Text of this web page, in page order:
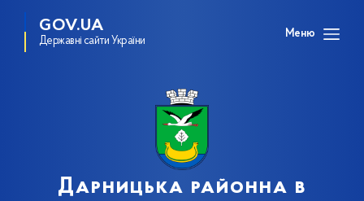
GOV.UA
Державні сайти України
Меню
Дарницька районна в